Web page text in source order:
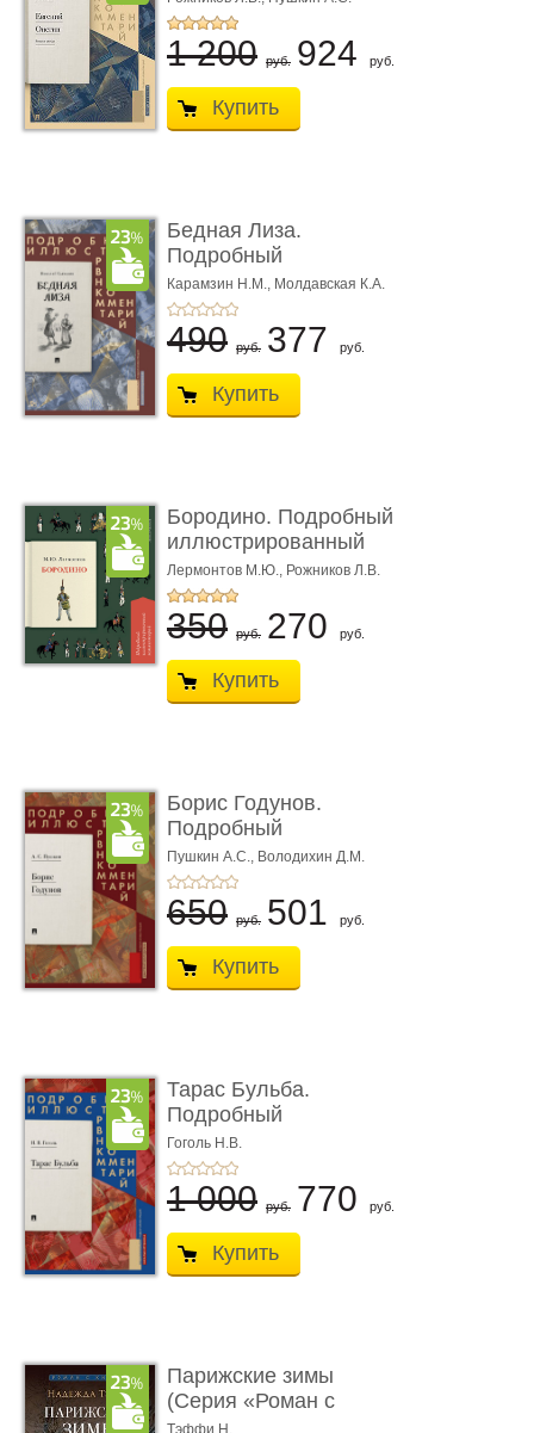
1 200 руб. 924 руб.
Купить
Бедная Лиза.
Подробный
иллюстрированный
комме ...
Карамзин Н.М., Молдавская К.А.
490 руб. 377 руб.
Купить
Бородино. Подробный
иллюстрированный
коммент� ...
Лермонтов М.Ю., Рожников Л.В.
350 руб. 270 руб.
Купить
Борис Годунов.
Подробный
иллюстрированный
ком ...
Пушкин А.С., Володихин Д.М.
650 руб. 501 руб.
Купить
Тарас Бульба.
Подробный
иллюстрированный
комм ...
Гоголь Н.В.
1 000 руб. 770 руб.
Купить
Парижские зимы
(Серия «Роман с
книгой»)
Тэффи Н.